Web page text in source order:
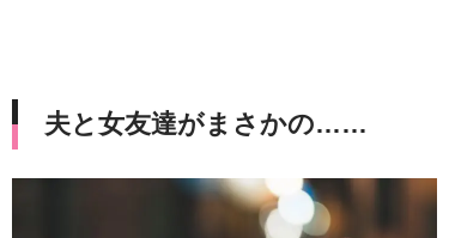
夫と女友達がまさかの……